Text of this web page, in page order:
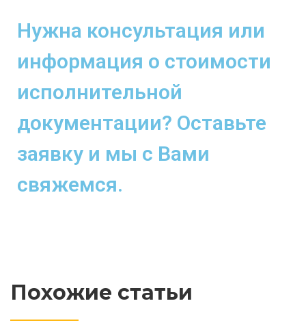
Нужна консультация или
информация о стоимости
исполнительной
документации? Оставьте
заявку и мы с Вами
свяжемся.
Похожие статьи